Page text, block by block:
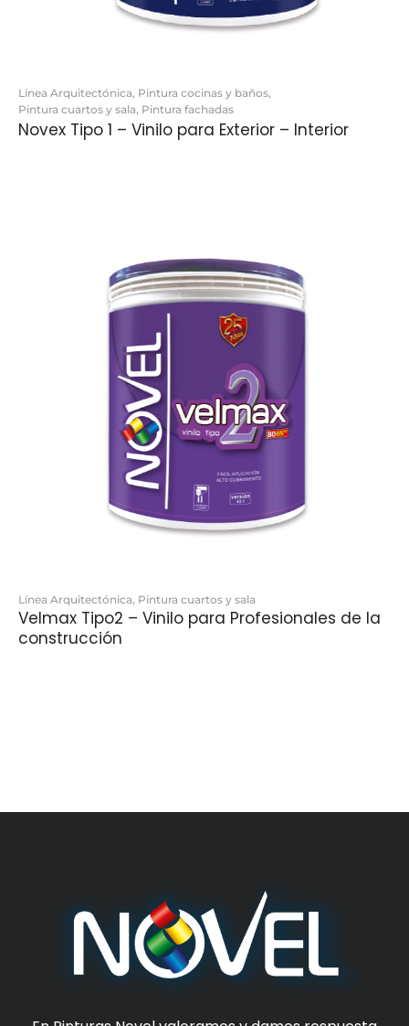
Línea Arquitectónica, Pintura cocinas y baños,
Pintura cuartos y sala, Pintura fachadas
Novex Tipo 1 – Vinilo para Exterior – Interior
Línea Arquitectónica, Pintura cuartos y sala
Velmax Tipo2 – Vinilo para Profesionales de la
construcción